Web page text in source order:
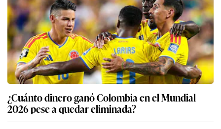
¿Cuánto dinero ganó Colombia en el Mundial
2026 pese a quedar eliminada?